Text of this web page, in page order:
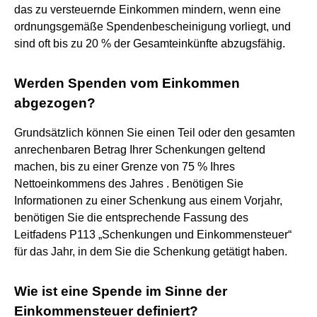
das zu versteuernde Einkommen mindern, wenn eine
ordnungsgemäße Spendenbescheinigung vorliegt, und
sind oft bis zu 20 % der Gesamteinkünfte abzugsfähig.
Werden Spenden vom Einkommen
abgezogen?
Grundsätzlich können Sie einen Teil oder den gesamten
anrechenbaren Betrag Ihrer Schenkungen geltend
machen, bis zu einer Grenze von 75 % Ihres
Nettoeinkommens des Jahres . Benötigen Sie
Informationen zu einer Schenkung aus einem Vorjahr,
benötigen Sie die entsprechende Fassung des
Leitfadens P113 „Schenkungen und Einkommensteuer“
für das Jahr, in dem Sie die Schenkung getätigt haben.
Wie ist eine Spende im Sinne der
Einkommensteuer definiert?